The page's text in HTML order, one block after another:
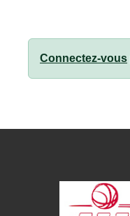
Connectez-vous